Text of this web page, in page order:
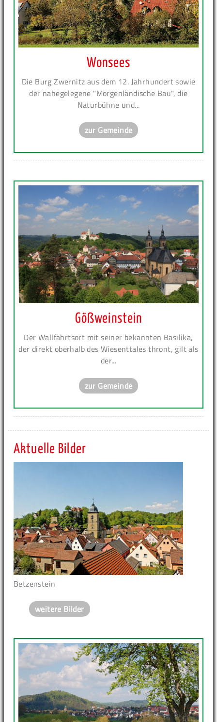
Wonsees
Die Burg Zwernitz aus dem 12. Jahrhundert sowie
der nahegelegene "Morgenländische Bau", die
Naturbühne und...
zur Gemeinde
Gößweinstein
Der Wallfahrtsort mit seiner bekannten Basilika,
der direkt oberhalb des Wiesenttales thront, gilt als
der...
zur Gemeinde
Aktuelle Bilder
Betzenstein
weitere Bilder